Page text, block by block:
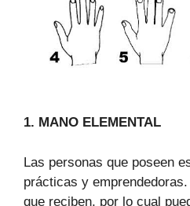
1. MANO ELEMENTAL
Las personas que poseen
prácticas y
que reciben, por lo cual